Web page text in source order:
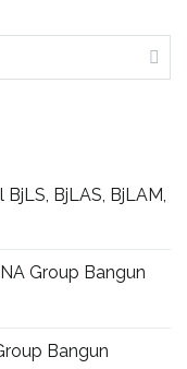
BjLAS, BjLAM,
Group Bangun
Bangun